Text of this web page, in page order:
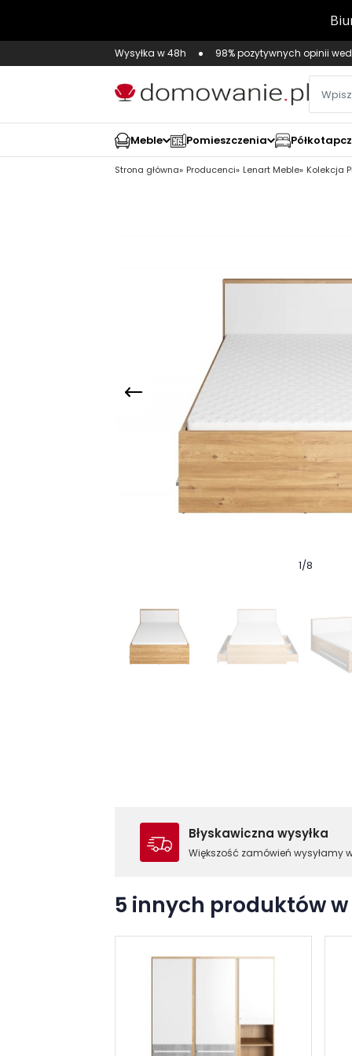
Wysyłka w 48h 98% pozytywnych opinii
Meble Pomieszczenia
Strona główna Producenci Lenart Meble Kolekcja
1/8
Błyskawiczna wysyłka
Większość zamówień wysyłamy
5 innych produktów